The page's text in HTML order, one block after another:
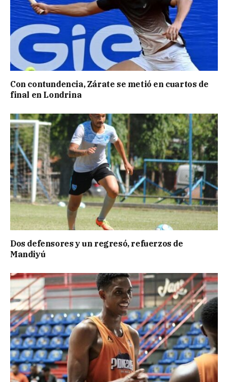
Con contundencia, Zárate se metió en cuartos de
final en Londrina
Dos defensores y un regresó, refuerzos de
Mandiyú